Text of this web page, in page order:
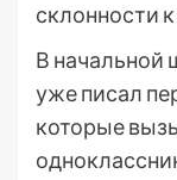
склонности
В начальной
уже писал
которые